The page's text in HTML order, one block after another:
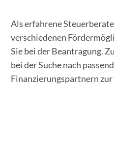
Als erfahrene
verschiedenen
Sie bei der Beantragung.
bei der Suche nach
Finanzierungspartnern zur